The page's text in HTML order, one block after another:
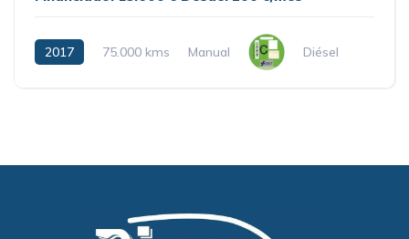
2017 75.000 kms Manual Diésel